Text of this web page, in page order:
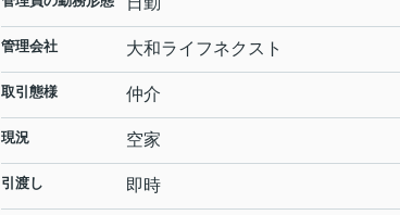
管理会社 大和ライフネクスト
取引態様 仲介
現況 空家
引渡し 即時